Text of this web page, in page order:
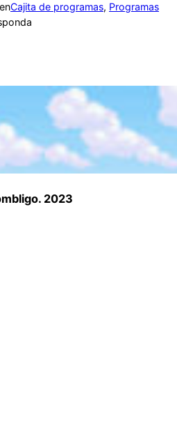
enCajita de programas, Programas
2023